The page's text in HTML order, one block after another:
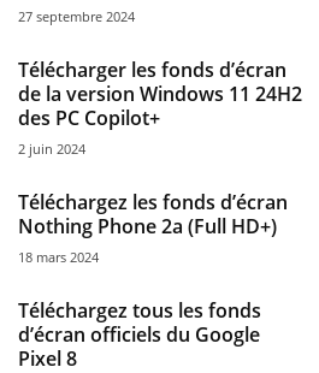
27 septembre 2024
Télécharger les fonds d’écran
de la version Windows 11 24H2
des PC Copilot+
2 juin 2024
Téléchargez les fonds d’écran
Nothing Phone 2a (Full HD+)
18 mars 2024
Téléchargez tous les fonds
d’écran officiels du Google
Pixel 8